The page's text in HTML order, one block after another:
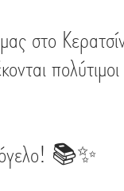
📚✨